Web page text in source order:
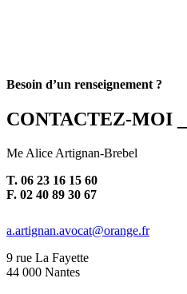
Besoin d’un renseignement ?
CONTACTEZ-MOI _
Me Alice Artignan-Brebel
T. 06 23 16 15 60
F. 02 40 89 30 67
a.artignan.avocat@orange.fr
9 rue La Fayette
44 000 Nantes